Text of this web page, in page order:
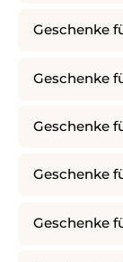
Geschenke
Geschenke
Geschenke
Geschenke
Geschenke